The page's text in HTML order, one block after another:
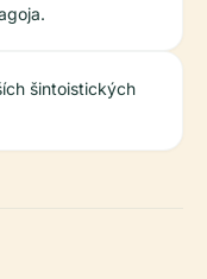
šintoistických